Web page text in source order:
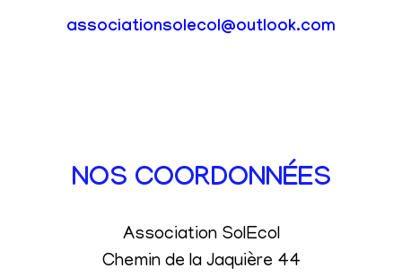
associationsolecol@outlook.com
NOS COORDONNÉES
Association SolEcol
Chemin de la Jaquière 44